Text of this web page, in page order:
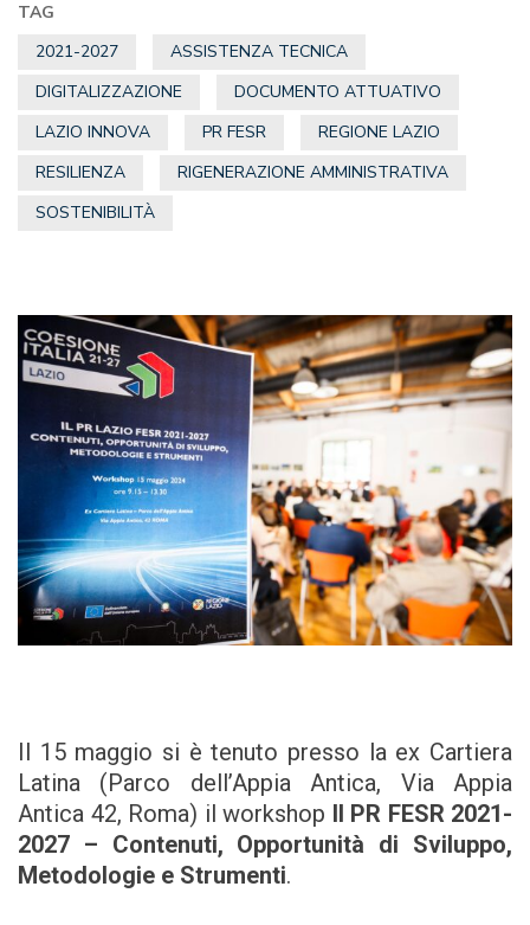
TAG
2021-2027
ASSISTENZA TECNICA
DIGITALIZZAZIONE
DOCUMENTO ATTUATIVO
LAZIO INNOVA
PR FESR
REGIONE LAZIO
RESILIENZA
RIGENERAZIONE AMMINISTRATIVA
SOSTENIBILITÀ
Il 15 maggio si è tenuto presso la ex Cartiera
Latina (Parco dell’Appia Antica, Via Appia
Antica 42, Roma) il workshop Il PR FESR 2021-
2027 – Contenuti, Opportunità di Sviluppo,
Metodologie e Strumenti.